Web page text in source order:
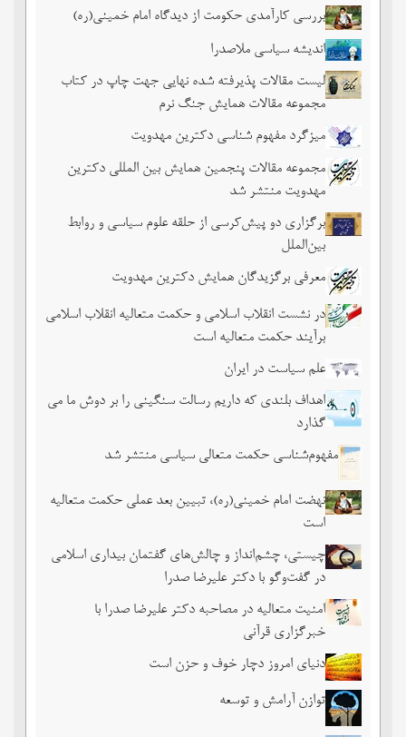
بررسی کارآمدی حکومت از دیدگاه امام خمینی(ره)
اندیشه سیاسی ملاصدرا
لیست مقالات پذیرفته شده نهایی جهت چاپ در کتاب
مجموعه مقالات همایش جنگ نرم
میزگرد مفهوم شناسی دکترین مهدویت
مجموعه مقالات پنجمین همایش بین المللی دکترین
مهدویت منتشر شد
برگزاری دو پیش‌کرسی از حلقه علوم سیاسی و روابط
بین‌الملل
معرفی برگزیدگان همایش دکترین مهدویت
در نشست انقلاب اسلامی و حکمت متعالیه انقلاب اسلامی
برآیند حکمت متعالیه است
علم سیاست در ایران
اهداف بلندی که داریم رسالت سنگینی را بر دوش ما می
گذارد
مفهوم‌شناسی حکمت متعالی سیاسی منتشر شد
نهضت امام خمینی(ره)، تبیین بعد عملی حکمت متعالیه
است
چیستی، چشم‌انداز و چالش‌های گفتمان بیداری اسلامی
در گفت‌وگو با دکتر علیرضا صدرا
امنیت متعالیه در مصاحبه دکتر علیرضا صدرا با
خبرگزاری قرآنی
دنیای امروز دچار خوف و حزن است
توازن آرامش و توسعه